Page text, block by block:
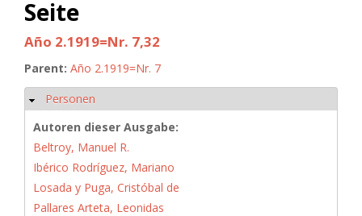
Seite
Año 2.1919=Nr. 7,32
Parent: Año 2.1919=Nr. 7
Hide
Personen
Autoren dieser Ausgabe:
Beltroy, Manuel R.
Ibérico Rodríguez, Mariano
Losada y Puga, Cristóbal de
Pallares Arteta, Leonidas